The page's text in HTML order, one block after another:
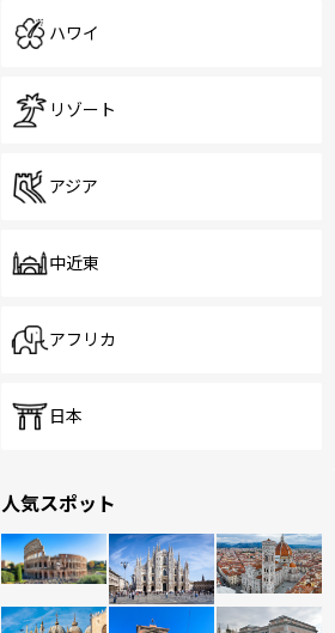
ハワイ
リゾート
アジア
中近東
アフリカ
日本
人気スポット